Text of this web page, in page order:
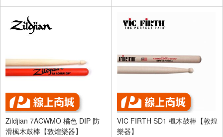
Zildjian 7ACWMO 橘色 DIP 防
滑楓木鼓棒【敦煌樂器】
VIC FIRTH SD1 楓木鼓棒【敦煌
樂器】